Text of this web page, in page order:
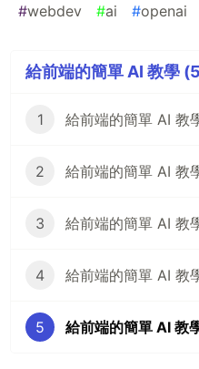
#webdev #ai #openai
給前端的簡單 AI 教學
1 給前端的簡單 AI 教
2
3
4
5 給前端的簡單 AI